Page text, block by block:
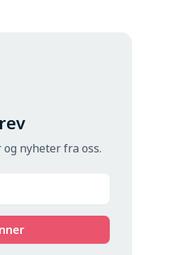
nyheter fra oss.